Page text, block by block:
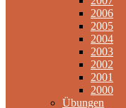
2006
2005
2004
2003
2002
2001
2000
Übungen